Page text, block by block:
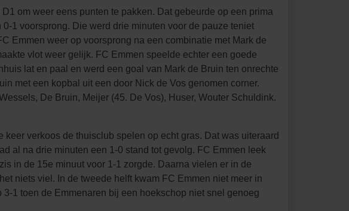
om weer eens punten te pakken. Dat gebeurde op een prima
1 voorsprong. Die werd drie minuten voor de pauze teniet
Emmen weer op voorsprong na een combinatie met Mark de
vlot weer gelijk. FC Emmen speelde echter een goede
lat en paal en werd een goal van Mark de Bruin ten onrechte
met een kopbal uit een door Nick de Vos genomen corner.
De Bruin, Meijer (45. De Vos), Huser, Wouter Schuldink.
verkoos de thuisclub spelen op echt gras. Dat was uiteraard
al na drie minuten een 1-0 stand tot gevolg. FC Emmen leek
in de 15e minuut voor 1-1 zorgde. Daarna vielen er in de
niets viel. In de tweede helft kwam FC Emmen niet meer in
1 toen de Emmenaren bij een hoekschop niet snel genoeg